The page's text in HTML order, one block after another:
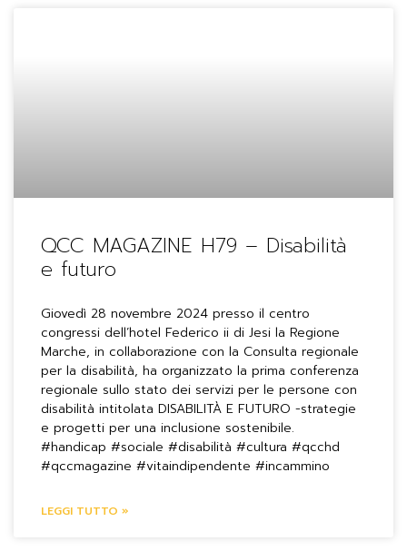
QCC MAGAZINE H79 – Disabilità
e futuro
Giovedì 28 novembre 2024 presso il centro
congressi dell’hotel Federico ii di Jesi la Regione
Marche, in collaborazione con la Consulta regionale
per la disabilità, ha organizzato la prima conferenza
regionale sullo stato dei servizi per le persone con
disabilità intitolata DISABILITÀ E FUTURO -strategie
e progetti per una inclusione sostenibile.
#handicap #sociale #disabilità #cultura #qcchd
#qccmagazine #vitaindipendente #incammino
LEGGI TUTTO »